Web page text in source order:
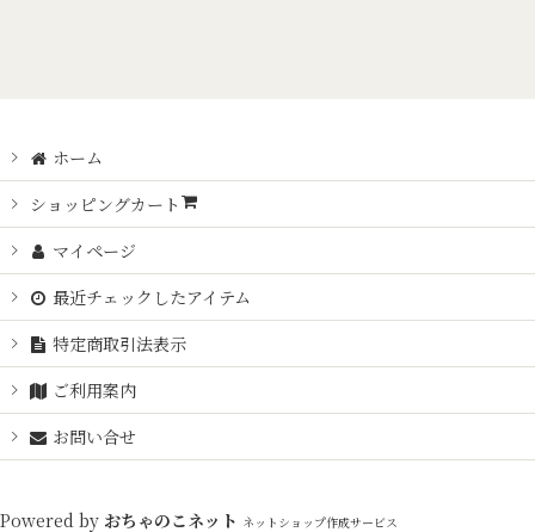
ホーム
ショッピングカート
マイページ
最近チェックしたアイテム
特定商取引法表示
ご利用案内
お問い合せ
Powered by おちゃのこネット ネットショップ作成サービス